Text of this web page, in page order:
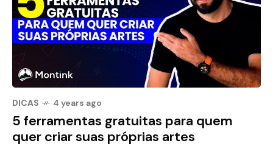
DICAS 4 years ago
5 ferramentas gratuitas para quem
quer criar suas próprias artes